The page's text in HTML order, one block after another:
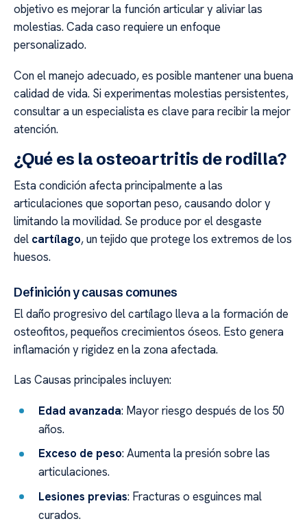
objetivo es mejorar la función articular y aliviar las
molestias. Cada caso requiere un enfoque
personalizado.
Con el manejo adecuado, es posible mantener una buena
calidad de vida. Si experimentas molestias persistentes,
consultar a un especialista es clave para recibir la mejor
atención.
¿Qué es la osteoartritis de rodilla?
Esta condición afecta principalmente a las
articulaciones que soportan peso, causando dolor y
limitando la movilidad. Se produce por el desgaste
del cartílago, un tejido que protege los extremos de los
huesos.
Definición y causas comunes
El daño progresivo del cartílago lleva a la formación de
osteofitos, pequeños crecimientos óseos. Esto genera
inflamación y rigidez en la zona afectada.
Las Causas principales incluyen:
Edad avanzada: Mayor riesgo después de los 50
años.
Exceso de peso: Aumenta la presión sobre las
articulaciones.
Lesiones previas: Fracturas o esguinces mal
curados.